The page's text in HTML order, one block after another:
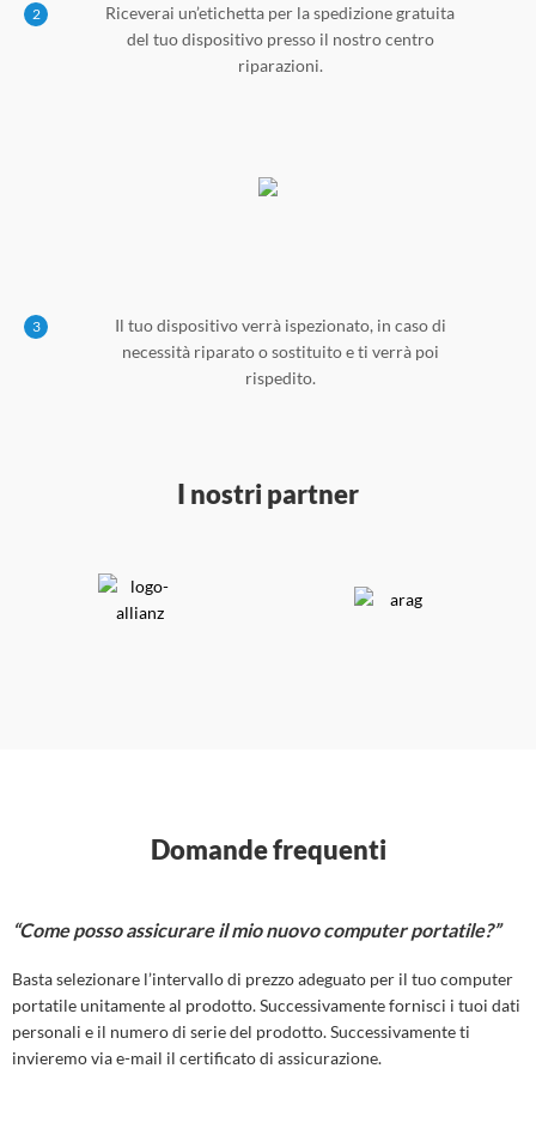
2
Riceverai un’etichetta per la spedizione gratuita
del tuo dispositivo presso il nostro centro
riparazioni.
3
Il tuo dispositivo verrà ispezionato, in caso di
necessità riparato o sostituito e ti verrà poi
rispedito.
I nostri partner
Domande frequenti
“Come posso assicurare il mio nuovo computer portatile?”
Basta selezionare l’intervallo di prezzo adeguato per il tuo computer
portatile unitamente al prodotto. Successivamente fornisci i tuoi dati
personali e il numero di serie del prodotto. Successivamente ti
invieremo via e-mail il certificato di assicurazione.